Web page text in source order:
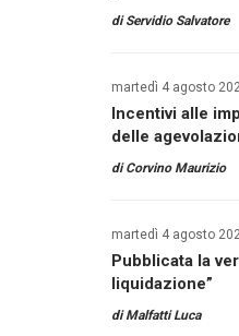
diServidio Salvatore
martedì 4 agosto
Incentivi alle
delle
diCorvino Maurizio
martedì 4 agosto
Pubblicata la
liquidazione”
diMalfatti Luca